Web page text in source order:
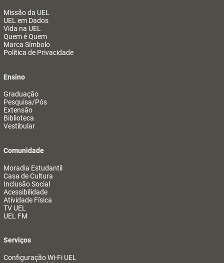
Missão da UEL
UEL em Dados
Vida na UEL
Quem é Quem
Marca Símbolo
Política de Privacidade
Ensino
Graduação
Pesquisa/Pós
Extensão
Biblioteca
Vestibular
Comunidade
Moradia Estudantil
Casa de Cultura
Inclusão Social
Acessibilidade
Atividade Física
TV UEL
UEL FM
Serviços
Configuração Wi-Fi UEL